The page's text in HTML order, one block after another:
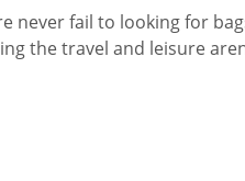
fail to looking for
the travel and leisure